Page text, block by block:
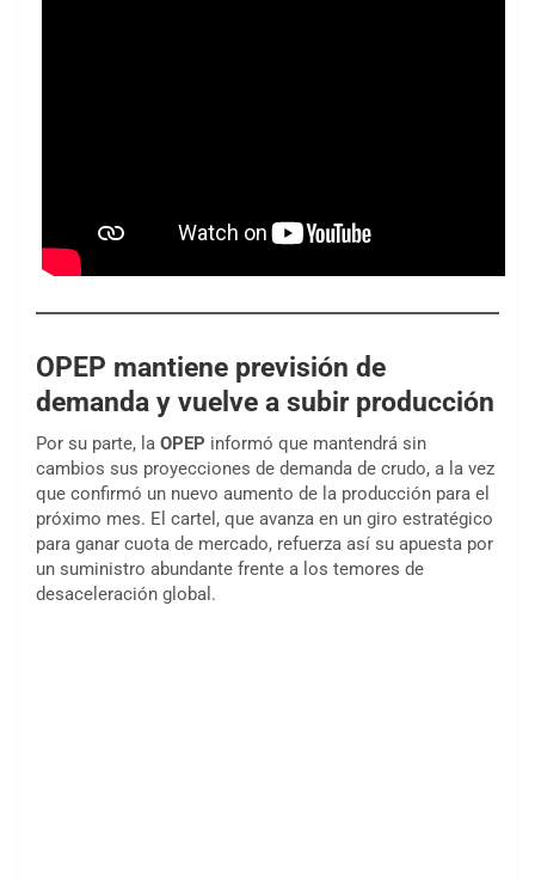
OPEP mantiene previsión de
demanda y vuelve a subir producción
Por su parte, la OPEP informó que mantendrá sin
cambios sus proyecciones de demanda de crudo, a la vez
que confirmó un nuevo aumento de la producción para el
próximo mes. El cartel, que avanza en un giro estratégico
para ganar cuota de mercado, refuerza así su apuesta por
un suministro abundante frente a los temores de
desaceleración global.